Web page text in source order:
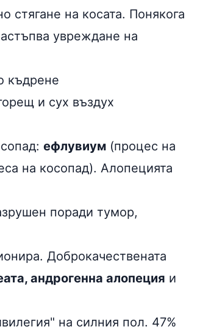
стягане на косата. Понякога
увреждане на
къдрене
и сух въздух
ефлувиум (процес на
на косопад). Алопецията
поради тумор,
Доброкачествената
андрогенна алопеция и
на силния пол. 47%